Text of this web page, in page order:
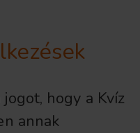
hogy a Kvíz
annak